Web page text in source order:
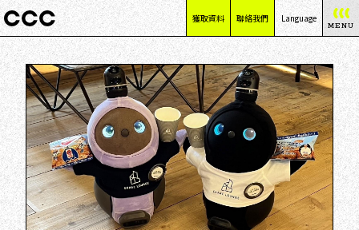
獲取資料 聯絡我們 Language
日本語
English
简体中文
繁體中文
MENU